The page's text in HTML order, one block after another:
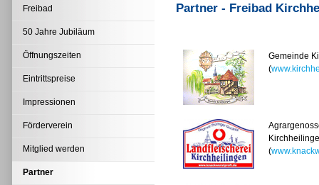
Freibad
50 Jahre Jubiläum
Öffnungszeiten
Eintrittspreise
Impressionen
Förderverein
Mitglied werden
Partner
Partner - Freibad
Gemeinde
(
(